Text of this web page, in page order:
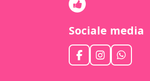
Sociale media
F
a
I
n
W
h